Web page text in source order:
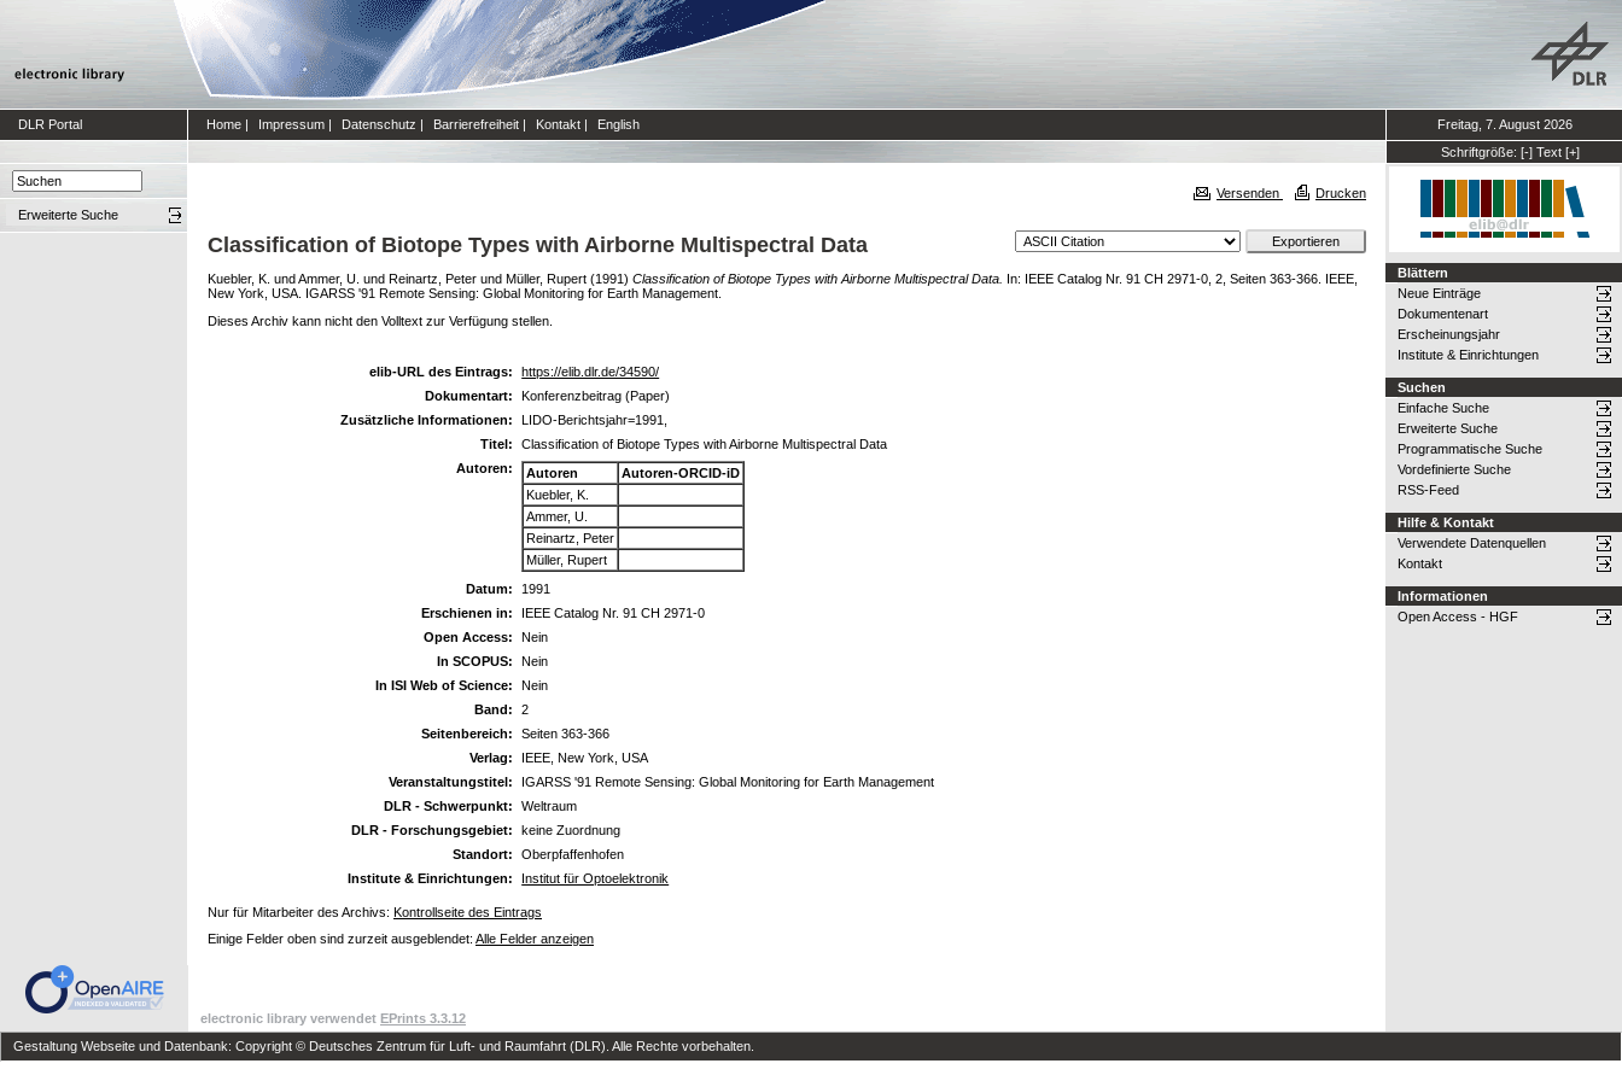
DLR Portal Home | Impressum | Datenschutz | Barrierefreiheit | Kontakt | English
Freitag, 7. August 2026
Schriftgröße: [-] Text [+]
Erweiterte Suche
Versenden Drucken
Classification of Biotope Types with Airborne Multispectral Data
Kuebler, K. undAmmer, U. und Reinartz, Peter und Müller, Rupert (1991) Classification of Biotope Types with Airborne Multispectral Data. In: IEEE Catalog Nr. 91 CH 2971-0, 2, Seiten 363-366. IEEE,
New York, USA. IGARSS '91 Remote Sensing: Global Monitoring for Earth Management.
Dieses Archiv kann nicht den Volltext zur Verfügung stellen.
elib-URL des Eintrags:
https://elib.dlr.de/34590/
Dokumentart:
Konferenzbeitrag (Paper)
Zusätzliche Informationen:
LIDO-Berichtsjahr=1991,
Titel:
Classification of Biotope Types with Airborne Multispectral Data
Autoren:
Autoren
Autoren-ORCID-iD
Kuebler, K.
Ammer, U.
Reinartz, Peter
Müller, Rupert
Datum:
1991
Erschienen in:
IEEE Catalog Nr. 91 CH 2971-0
Open Access:
Nein
In SCOPUS:
Nein
In ISI Web of Science:
Nein
Band:
2
Seitenbereich:
Seiten 363-366
Verlag:
IEEE, New York, USA
Veranstaltungstitel:
IGARSS '91 Remote Sensing: Global Monitoring for Earth Management
DLR - Schwerpunkt:
Weltraum
DLR - Forschungsgebiet:
keine Zuordnung
Standort:
Oberpfaffenhofen
Institute & Einrichtungen:
Institut für Optoelektronik
Nur für Mitarbeiter des Archivs: Kontrollseite des Eintrags
Einige Felder oben sind zurzeit ausgeblendet: Alle Felder anzeigen
Blättern
Neue Einträge
Dokumentenart
Erscheinungsjahr
Institute & Einrichtungen
Suchen
Einfache Suche
Erweiterte Suche
Programmatische Suche
Vordefinierte Suche
RSS-Feed
Hilfe & Kontakt
Verwendete Datenquellen
Kontakt
Informationen
Open Access - HGF
electronic library verwendet EPrints 3.3.12
Gestaltung Webseite und Datenbank: Copyright © Deutsches Zentrum für Luft- und Raumfahrt (DLR). Alle Rechte vorbehalten.